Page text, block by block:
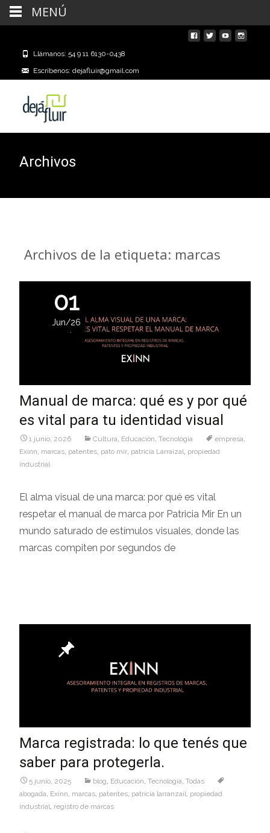
Llámanos: 54 9 11 6130-0438
Escríbenos: dejafluir@gmail.com
Archivos
Archivos de la etiqueta: marcas
01
Jun/26
Manual de marca: qué es y por qué
es vital para tu identidad visual
1 junio, 2026 Cultura Educaciòn Tecnologìa empresa
Exinn marcas patentes pato mir patricia Larraizal propiedad
industrial
El alma visual de una marca: por qué es vital
respetar el manual de marca por Patricia Mir En un
mundo saturado de estímulos visuales, donde las
marcas compiten por segundos de
Marca registrada: lo que tenés que
saber para protegerla.
5 junio, 2025 blog, Educaciòn, Tecnologìa, Todas
abogada, Exinn, marcas, patentes, patricia larranzail, propiedad
industrial, registro de marcas
MENÚ